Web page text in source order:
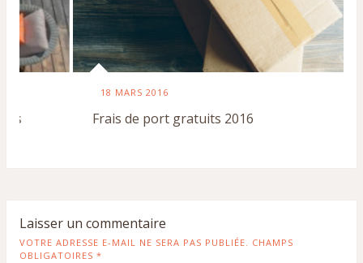
18 MARS 2016
Frais de port gratuits 2016
Laisser un commentaire
VOTRE ADRESSE E-MAIL NE SERA PAS PUBLIÉE. CHAMPS
OBLIGATOIRES *